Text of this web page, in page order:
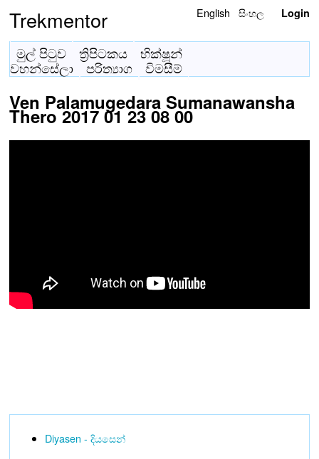
Trekmentor English සිංහල Login
මුල් පිටුව ත්‍රිපිටකය
භික්ෂූන්
වහන්සේලා
පරිත්‍යාග විමසීම්
Ven Palamugedara Sumanawansha
Thero 2017 01 23 08 00
Diyasen - දියසෙන්